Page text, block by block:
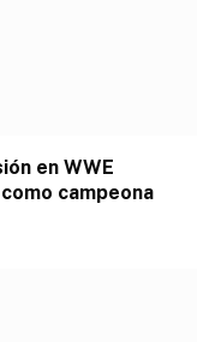
en WWE
campeona